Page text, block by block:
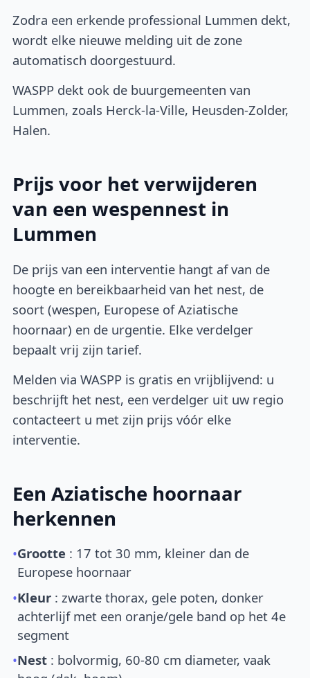
Zodra een erkende professional Lummen dekt,
wordt elke nieuwe melding uit de zone
automatisch doorgestuurd.
WASPP dekt ook de buurgemeenten van
Lummen, zoals Herck-la-Ville, Heusden-Zolder,
Halen.
Prijs voor het verwijderen
van een wespennest in
Lummen
De prijs van een interventie hangt af van de
hoogte en bereikbaarheid van het nest, de
soort (wespen, Europese of Aziatische
hoornaar) en de urgentie. Elke verdelger
bepaalt vrij zijn tarief.
Melden via WASPP is gratis en vrijblijvend: u
beschrijft het nest, een verdelger uit uw regio
contacteert u met zijn prijs vóór elke
interventie.
Een Aziatische hoornaar
herkennen
•Grootte : 17 tot 30 mm, kleiner dan de
Europese hoornaar
•Kleur : zwarte thorax, gele poten, donker
achterlijf met een oranje/gele band op het 4e
segment
•Nest : bolvormig, 60-80 cm diameter, vaak